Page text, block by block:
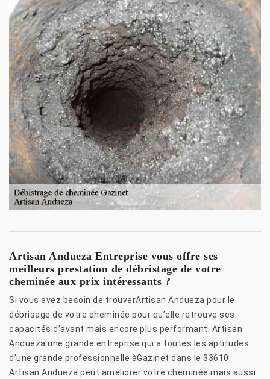
Artisan Andueza Entreprise vous offre ses
meilleurs prestation de débristage de votre
cheminée aux prix intéressants ?
Si vous avez besoin de trouverArtisan Andueza pour le
débrisage de votre cheminée pour qu’elle retrouve ses
capacités d’avant mais encore plus performant. Artisan
Andueza une grande entreprise qui a toutes les aptitudes
d’une grande professionnelle àGazinet dans le 33610.
Artisan Andueza peut améliorer votre cheminée mais aussi